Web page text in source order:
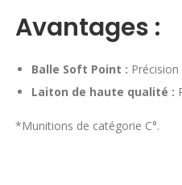
Avantages :
Balle Soft Point :
Laiton de haute qualité :
*Munitions de catégorie C°.